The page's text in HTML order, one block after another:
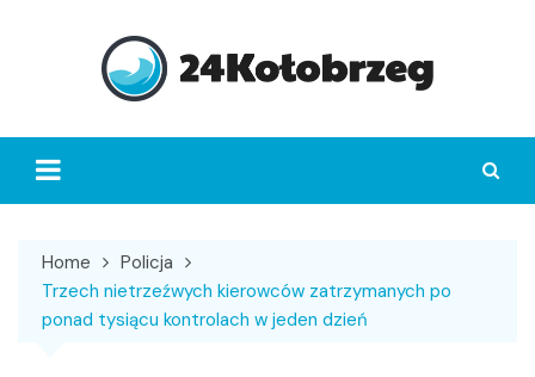
Home
Policja
Trzech nietrzeźwych kierowców zatrzymanych po
ponad tysiącu kontrolach w jeden dzień